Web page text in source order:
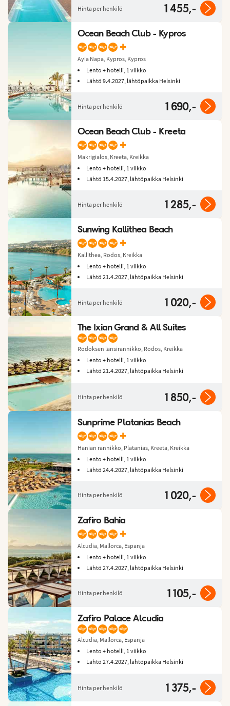
Hinta per henkilö 1 455,-
Ocean Beach Club - Kypros
+
Ayia Napa, Kypros, Kypros
Lento + hotelli, 1 viikko
Lähtö 9.4.2027, lähtöpaikka Helsinki
Hinta per henkilö 1 690,-
Ocean Beach Club - Kreeta
+
Makrigialos, Kreeta, Kreikka
Lento + hotelli, 1 viikko
Lähtö 15.4.2027, lähtöpaikka Helsinki
Hinta per henkilö 1 285,-
Sunwing Kallithea Beach
+
Kallithea, Rodos, Kreikka
Lento + hotelli, 1 viikko
Lähtö 21.4.2027, lähtöpaikka Helsinki
Hinta per henkilö 1 020,-
The Ixian Grand & All Suites
Rodoksen länsirannikko, Rodos, Kreikka
Lento + hotelli, 1 viikko
Lähtö 21.4.2027, lähtöpaikka Helsinki
Hinta per henkilö 1 850,-
Sunprime Platanias Beach
+
Hanian rannikko, Platanias, Kreeta, Kreikka
Lento + hotelli, 1 viikko
Lähtö 24.4.2027, lähtöpaikka Helsinki
Hinta per henkilö 1 020,-
Zafiro Bahia
+
Alcudia, Mallorca, Espanja
Lento + hotelli, 1 viikko
Lähtö 27.4.2027, lähtöpaikka Helsinki
Hinta per henkilö 1 105,-
Zafiro Palace Alcudia
Alcudia, Mallorca, Espanja
Lento + hotelli, 1 viikko
Lähtö 27.4.2027, lähtöpaikka Helsinki
Hinta per henkilö 1 375,-